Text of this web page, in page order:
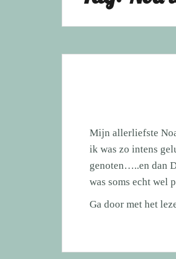
Mijn allerliefste
ik was zo intens
genoten…..en dan
was soms echt wel
Ga door met het